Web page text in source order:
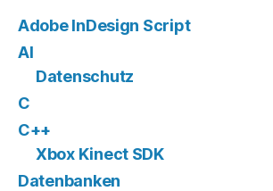
Adobe InDesign Script
AI
Datenschutz
C
C++
Xbox Kinect SDK
Datenbanken